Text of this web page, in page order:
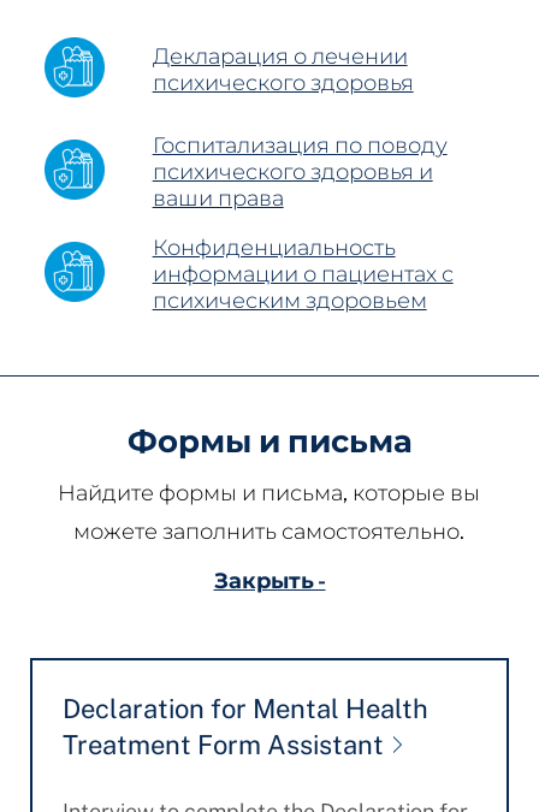
Декларация о лечении
психического здоровья
Госпитализация по поводу
психического здоровья и
ваши права
Конфиденциальность
информации о пациентах с
психическим здоровьем
Формы и письма
Найдите формы и письма, которые вы
можете заполнить самостоятельно.
Закрыть -
Declaration for Mental Health
Treatment Form Assistant